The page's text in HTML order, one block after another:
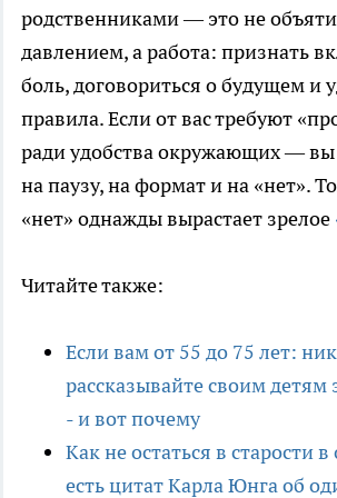
родственниками — это не
давлением, а работа: признать
боль, договориться о будущем и
правила. Если от вас требуют
ради удобства окружающих — вы
на паузу, на формат и на «нет».
«нет» однажды вырастает зрелое
Читайте также:
Если вам от 55 до 75 лет:
рассказывайте своим детям
- и вот почему
Как не остаться в старости
есть цитат Карла Юнга об